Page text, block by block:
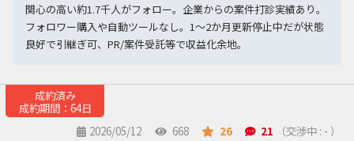
関心の高い約1.7千人がフォロー。企業からの案件打診実績あり。
フォロワー購入や自動ツールなし。1〜2か月更新停止中だが状態
良好で引継ぎ可、PR/案件受託等で収益化余地。
成約済み
成約期間：64日
2026/05/12
668 26 21 （交渉中 : - ）